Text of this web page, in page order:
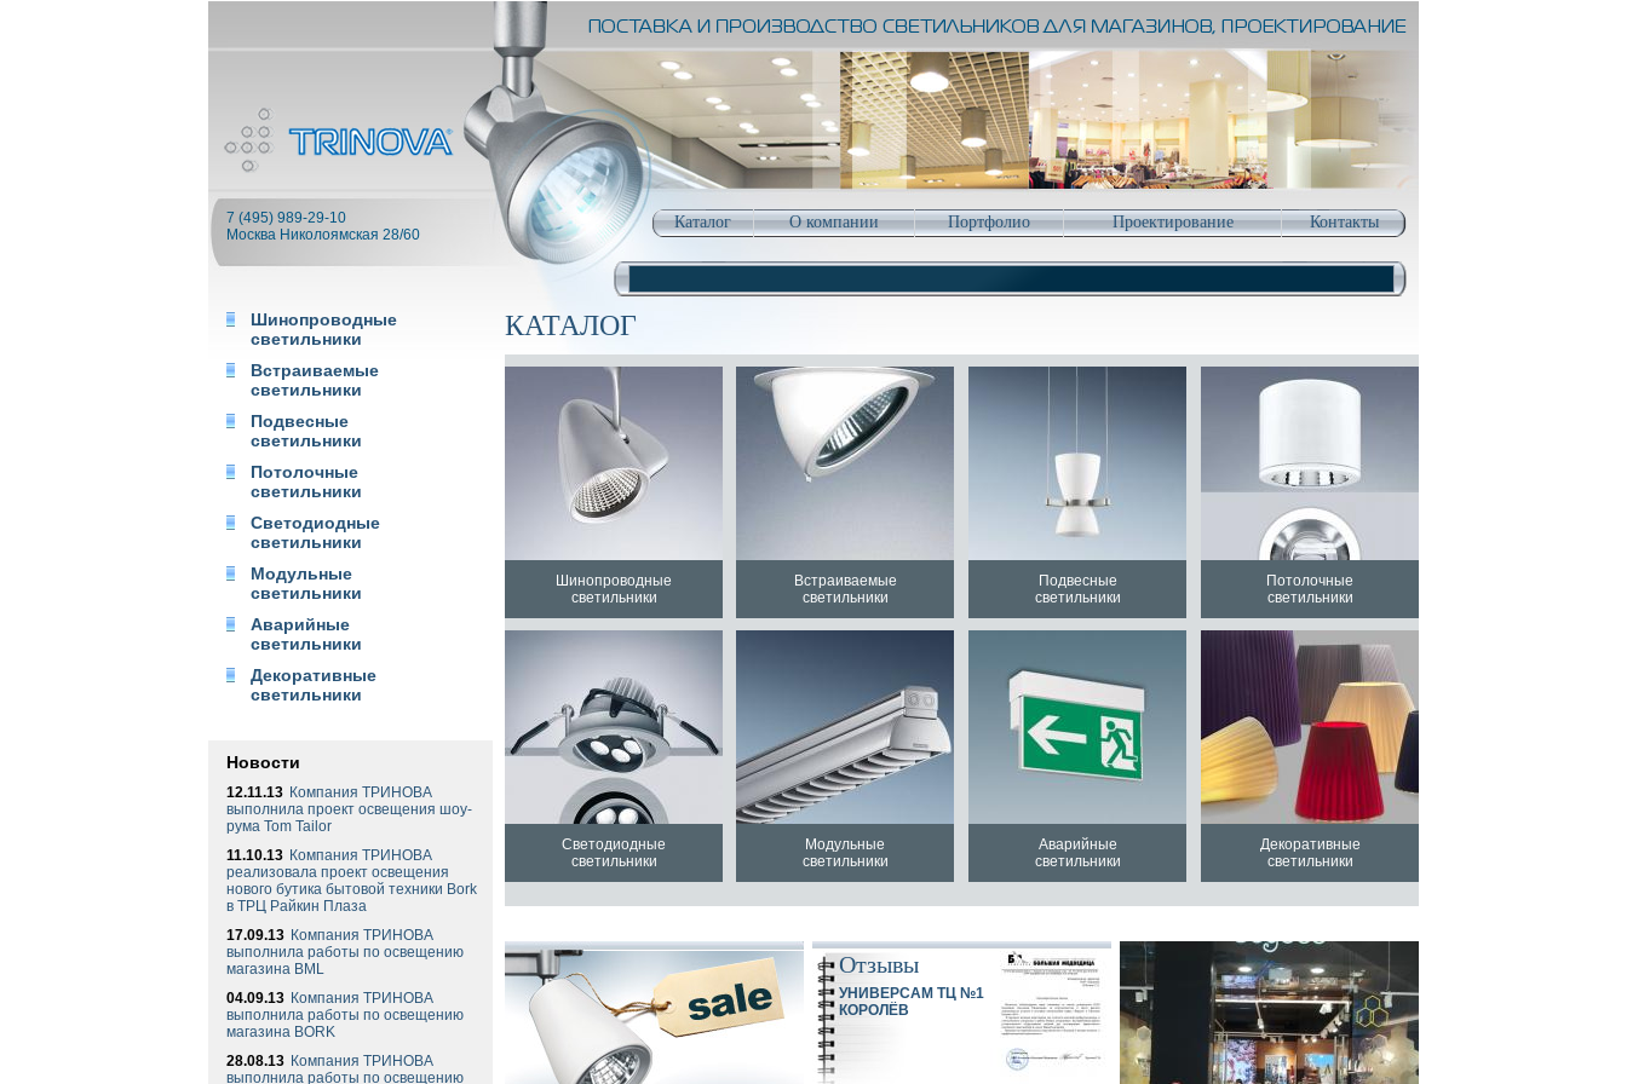
7 (495) 989-29-10
Москва Николоямская 28/60
Каталог О компании Портфолио Проектирование Контакты
Шинопроводные
светильники
Встраиваемые
светильники
Подвесные
светильники
Потолочные
светильники
Светодиодные
светильники
Модульные
светильники
Аварийные
светильники
Декоративные
светильники
Новости
12.11.13 Компания ТРИНОВА
выполнила проект освещения шоу-
рума Tom Tailor
11.10.13 Компания ТРИНОВА
реализовала проект освещения
нового бутика бытовой техники Bork
в ТРЦ Райкин Плаза
17.09.13 Компания ТРИНОВА
выполнила работы по освещению
магазина BML
04.09.13 Компания ТРИНОВА
выполнила работы по освещению
магазина BORK
28.08.13 Компания ТРИНОВА
выполнила работы по освещению
КАТАЛОГ
Шинопроводные
светильники
Встраиваемые
светильники
Подвесные
светильники
Потолочные
светильники
Светодиодные
светильники
Модульные
светильники
Аварийные
светильники
Декоративные
светильники
Отзывы
УНИВЕРСАМ ТЦ №1
КОРОЛЁВ